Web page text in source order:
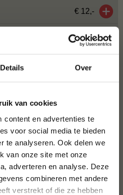
Details Over
van cookies
content en advertenties te
voor social media te bieden
te analyseren. Ook delen we
van onze site met onze
adverteren en analyse. Deze
combineren met andere
verstrekt of die ze hebben
€ 12,-
- GERASPTE MOZZARELLA
PIZZA
ACTIE 6 halen, 5 betalen
en ontvang direct
bestelling.